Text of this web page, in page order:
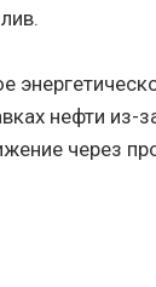
нефти из-
через